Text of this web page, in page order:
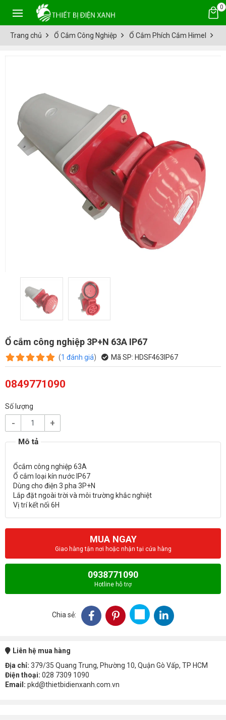
0
Trang chủ Ổ Cắm Công Nghiệp Ổ Cắm Phích Cắm Himel
Ổ cắm công nghiệp 3P+N 63A IP67
(1 đánh giá) Mã SP: HDSF463IP67
0849771090
Số lượng
- +
Ổcắm công nghiệp 63A
Ổ cắm loại kín nước IP67
Dùng cho điện 3 pha 3P+N
Lắp đặt ngoài trời và môi trường khắc nghiệt
MUA NGAY
Giao hàng tận nơi hoặc nhận tại cửa hàng
0938771090
Hotline hỗ trợ
Chia sẻ:
Liên hệ mua hàng
Địa chỉ: 379/35 Quang Trung, Phường 10, Quận Gò Vấp, TP HCM
Điện thoại: 028 7309 1090
Email: pkd@thietbidienxanh.com.vn